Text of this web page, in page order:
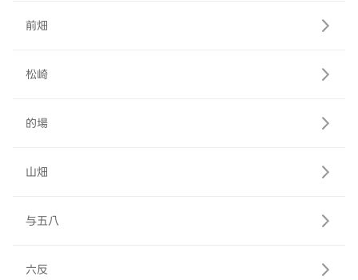
前畑
松崎
的場
山畑
与五八
六反